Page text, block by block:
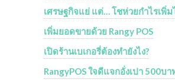
เศรษฐกิจแย่ แต่… โชห่วยกำไรเพิ่ม
เพิ่มยอดขายด้วย Rangy POS
เปิดร้านเบเกอรี่ต้องทำยังไง?
RangyPOS ใจดีแจกอั่งเปา 500บา